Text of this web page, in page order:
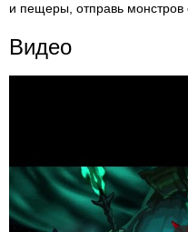
и пещеры, отправь монстров
Видео